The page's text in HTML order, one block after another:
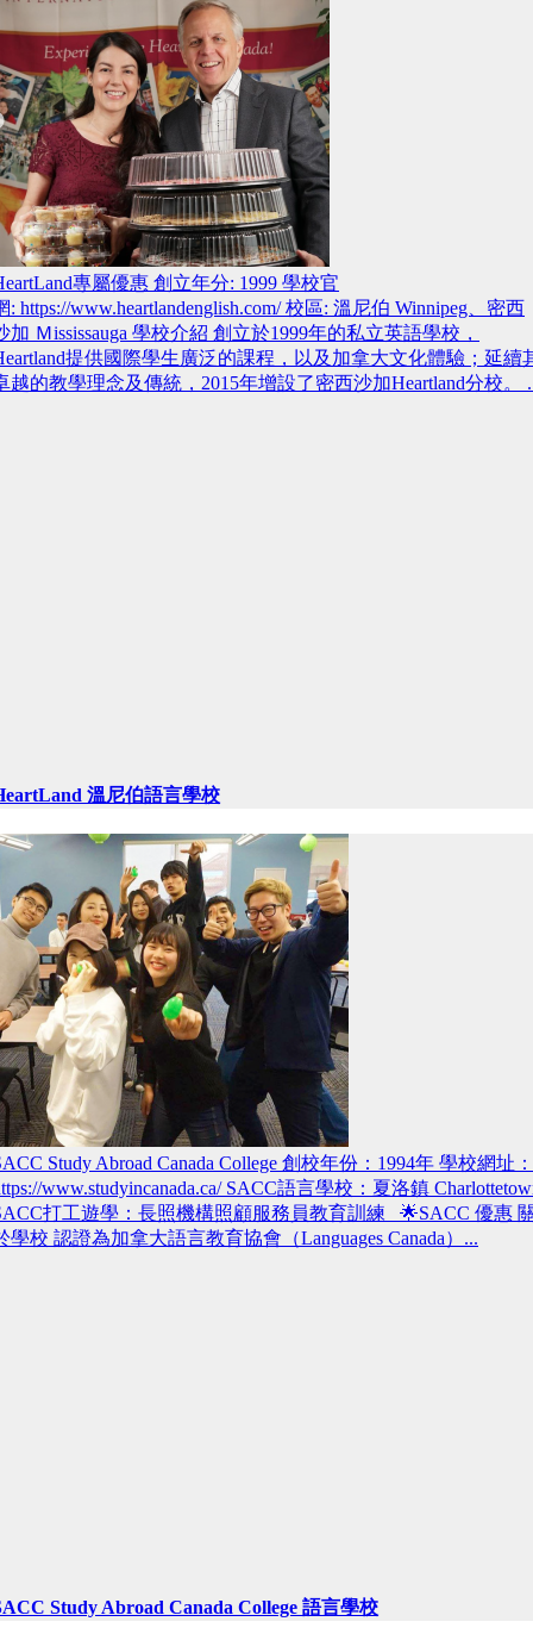
專屬優惠 創立年分: 1999 學校官
: https://www.heartlandenglish.com/ 校區: 溫尼伯 Winnipeg、密西
加 Ｍississauga 學校介紹 創立於1999年的私立英語學校，
提供國際學生廣泛的課程，以及加拿大文化體驗；延續
越的教學理念及傳統，2015年增設了密西沙加Heartland分校。
溫尼伯語言學校
Study Abroad Canada College 創校年份：1994年 學校網址：
www.studyincanada.ca/ SACC語言學校：夏洛鎮
打工遊學：長照機構照顧服務員教育訓練 🌟SACC 優惠
學校 認證為加拿大語言教育協會（Languages Canada）...
Study Abroad Canada College 語言學校